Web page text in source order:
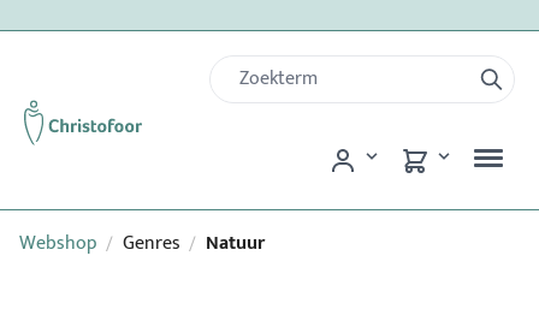
Webshop / Genres / Natuur